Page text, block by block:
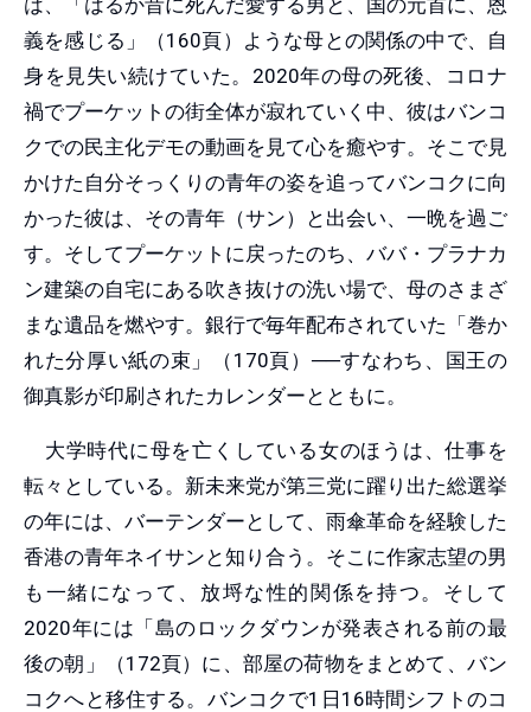
義を感じる」（160頁）ような母との関係の中で、自
身を見失い続けていた。2020年の母の死後、コロナ
禍でプーケットの街全体が寂れていく中、彼はバンコ
クでの民主化デモの動画を見て心を癒やす。そこで見
かけた自分そっくりの青年の姿を追ってバンコクに向
かった彼は、その青年（サン）と出会い、一晩を過ご
す。そしてプーケットに戻ったのち、ババ・プラナカ
ン建築の自宅にある吹き抜けの洗い場で、母のさまざ
まな遺品を燃やす。銀行で毎年配布されていた「巻か
れた分厚い紙の束」（170頁）──すなわち、国王の
御真影が印刷されたカレンダーとともに。
大学時代に母を亡くしている女のほうは、仕事を
転々としている。新未来党が第三党に躍り出た総選挙
の年には、バーテンダーとして、雨傘革命を経験した
香港の青年ネイサンと知り合う。そこに作家志望の男
も一緒になって、放埒な性的関係を持つ。そして
2020年には「島のロックダウンが発表される前の最
後の朝」（172頁）に、部屋の荷物をまとめて、バン
コクへと移住する。バンコクで1日16時間シフトのコ